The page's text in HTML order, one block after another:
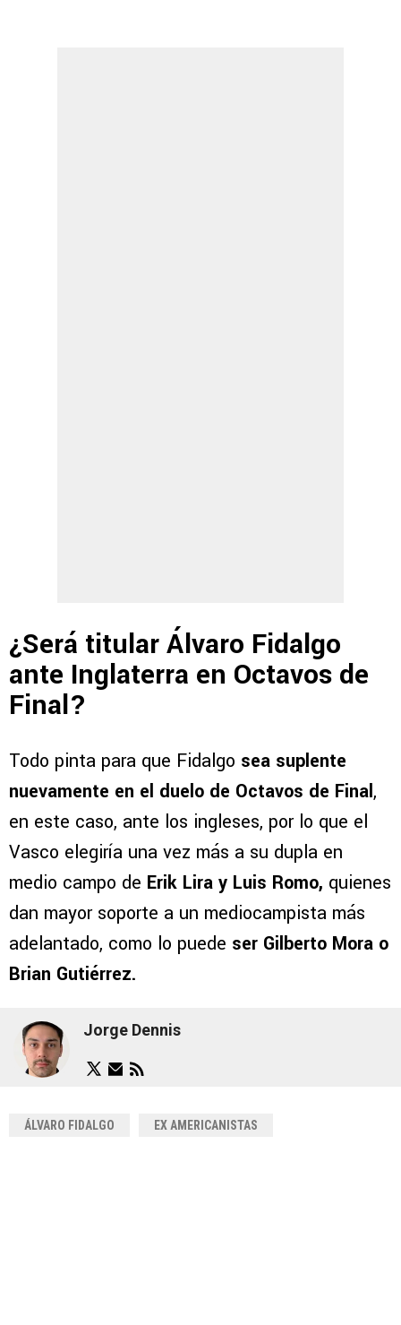
¿Será titular Álvaro Fidalgo
ante Inglaterra en Octavos de
Final?
Todo pinta para que Fidalgo sea suplente
nuevamente en el duelo de Octavos de Final,
en este caso, ante los ingleses, por lo que el
Vasco elegiría una vez más a su dupla en
medio campo de Erik Lira y Luis Romo, quienes
dan mayor soporte a un mediocampista más
adelantado, como lo puede ser Gilberto Mora o
Brian Gutiérrez.
Jorge Dennis
ÁLVARO FIDALGO EX AMERICANISTAS